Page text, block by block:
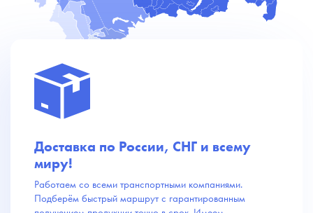
Доставка по России, СНГ и всему
миру!
Работаем со всеми транспортными компаниями.
Подберём быстрый маршрут с гарантированным